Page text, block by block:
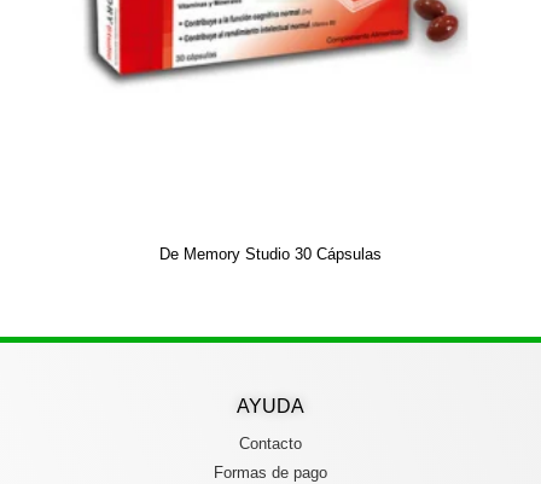
De Memory Studio 30 Cápsulas
AYUDA
Contacto
Formas de pago